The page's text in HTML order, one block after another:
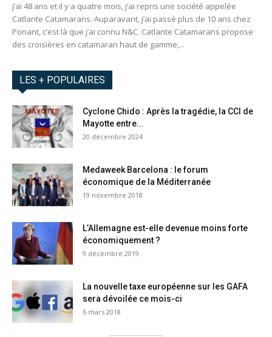
j’ai 48 ans et il y a quatre mois, j’ai repris une société appelée
Catlante Catamarans. Auparavant, j’ai passé plus de 10 ans chez
Ponant, c’est là que j’ai connu N&C. Catlante Catamarans propose
des croisières en catamaran haut de gamme,...
LES + POPULAIRES
Cyclone Chido : Après la tragédie, la CCI de
Mayotte entre...
20 décembre 2024
Medaweek Barcelona : le forum
économique de la Méditerranée
19 novembre 2018
L’Allemagne est-elle devenue moins forte
économiquement ?
9 décembre 2019
La nouvelle taxe européenne sur les GAFA
sera dévoilée ce mois-ci
6 mars 2018